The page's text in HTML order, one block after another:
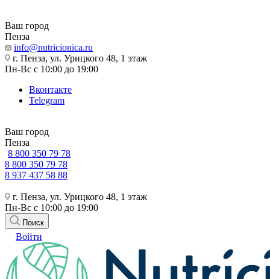
Ваш город
Пенза
info@nutricionica.ru
г. Пенза, ул. Урицкого 48, 1 этаж
Пн-Вс с 10:00 до 19:00
Вконтакте
Telegram
Ваш город
Пенза
8 800 350 79 78
8 800 350 79 78
8 937 437 58 88
г. Пенза, ул. Урицкого 48, 1 этаж
Пн-Вс с 10:00 до 19:00
Поиск
Войти